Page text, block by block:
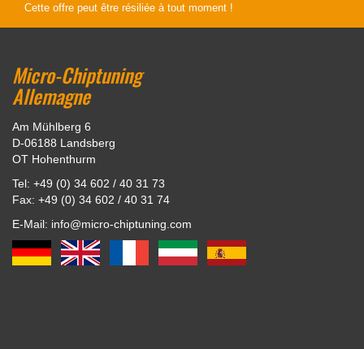
Cette offre peut être résiliée à tout moment !
Micro-Chiptuning
Allemagne
Am Mühlberg 6
D-06188 Landsberg
OT Hohenthurm
Tel: +49 (0) 34 602 / 40 31 73
Fax: +49 (0) 34 602 / 40 31 74
E-Mail: info@micro-chiptuning.com